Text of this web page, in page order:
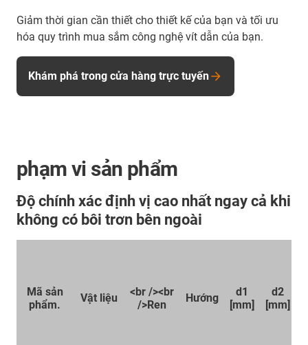
Giảm thời gian cần thiết cho thiết kế của bạn và tối ưu
hóa quy trình mua sắm công nghệ vít dẫn của bạn.
Khám phá trong cửa hàng trực tuyến
phạm vi sản phẩm
Độ chính xác định vị cao nhất ngay cả khi
không có bôi trơn bên ngoài
Mã sản
phẩm.
Vật liệu
<br /><br
/>Ren
Hướng
d1
[mm]
d2
[mm]